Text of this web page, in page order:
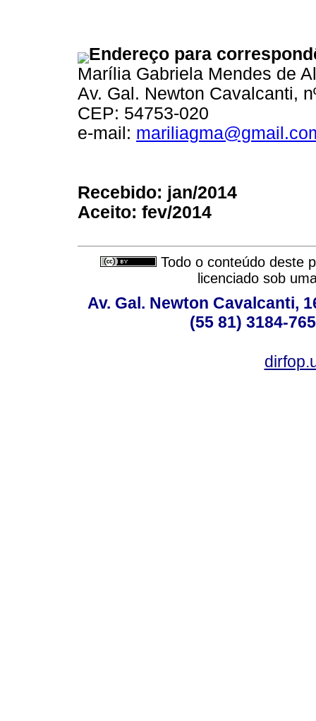
Endereço para
Marília Gabriela Mendes de
Av. Gal. Newton Cavalcanti,
CEP: 54753-020
e-mail:
Recebido: jan/2014
Aceito: fev/2014
Todo o conteúdo deste
licenciado sob
Av. Gal. Newton Cavalcanti,
(55 81) 3184-